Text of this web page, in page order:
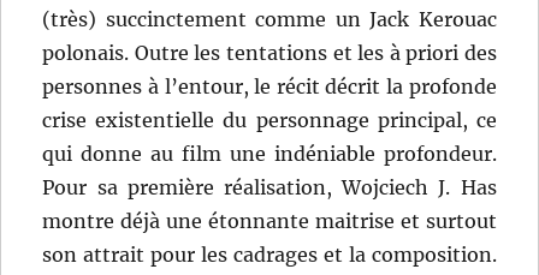
(très) succinctement comme un Jack Kerouac
polonais. Outre les tentations et les à priori des
personnes à l’entour, le récit décrit la profonde
crise existentielle du personnage principal, ce
qui donne au film une indéniable profondeur.
Pour sa première réalisation, Wojciech J. Has
montre déjà une étonnante maitrise et surtout
son attrait pour les cadrages et la composition.